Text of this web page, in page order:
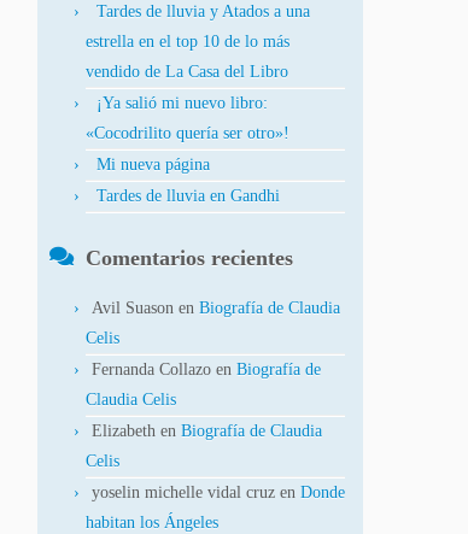
Tardes de lluvia y Atados a una
estrella en el top 10 de lo más
vendido de La Casa del Libro
¡Ya salió mi nuevo libro:
«Cocodrilito quería ser otro»!
Mi nueva página
Tardes de lluvia en Gandhi
Comentarios recientes
Avil Suason en Biografía de Claudia
Celis
Fernanda Collazo en Biografía de
Claudia Celis
Elizabeth en Biografía de Claudia
Celis
yoselin michelle vidal cruz en Donde
habitan los Ángeles